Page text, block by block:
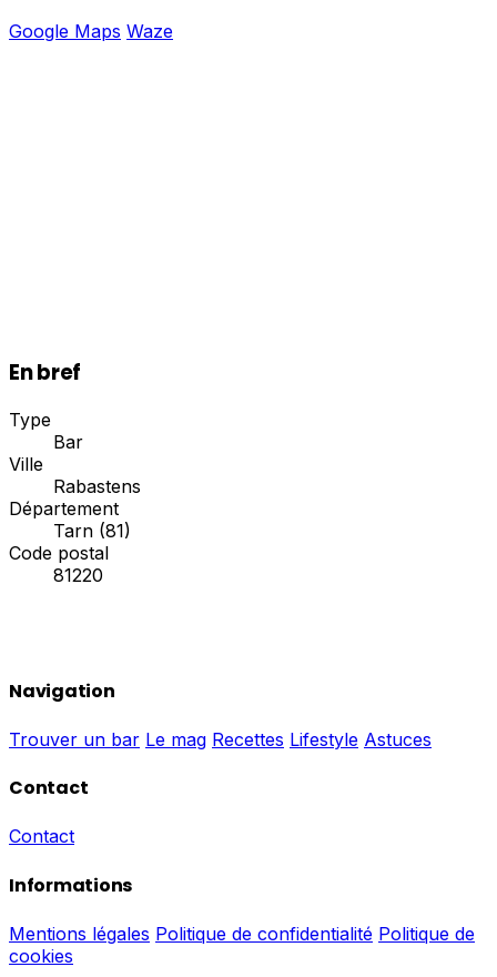
Google Maps Waze
En bref
Type
Bar
Ville
Rabastens
Département
Tarn (81)
Code postal
81220
Navigation
Trouver un bar Le mag Recettes Lifestyle Astuces
Contact
Contact
Informations
Mentions légales Politique de confidentialité Politique de
cookies